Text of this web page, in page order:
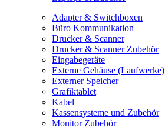
Adapter & Switchboxen
Büro Kommunikation
Drucker & Scanner
Drucker & Scanner Zubehör
Eingabegeräte
Externe Gehäuse (Laufwerke)
Externer Speicher
Grafiktablet
Kabel
Kassensysteme und Zubehör
Monitor Zubehör